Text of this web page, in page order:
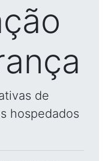
de
hospedados